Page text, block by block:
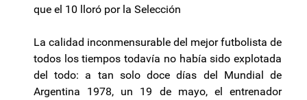
que el 10 lloró por la Selección
La calidad inconmensurable del mejor futbolista de
todos los tiempos todavía no había sido explotada
del todo: a tan solo doce días del Mundial de
Argentina 1978, un 19 de mayo, el entrenador